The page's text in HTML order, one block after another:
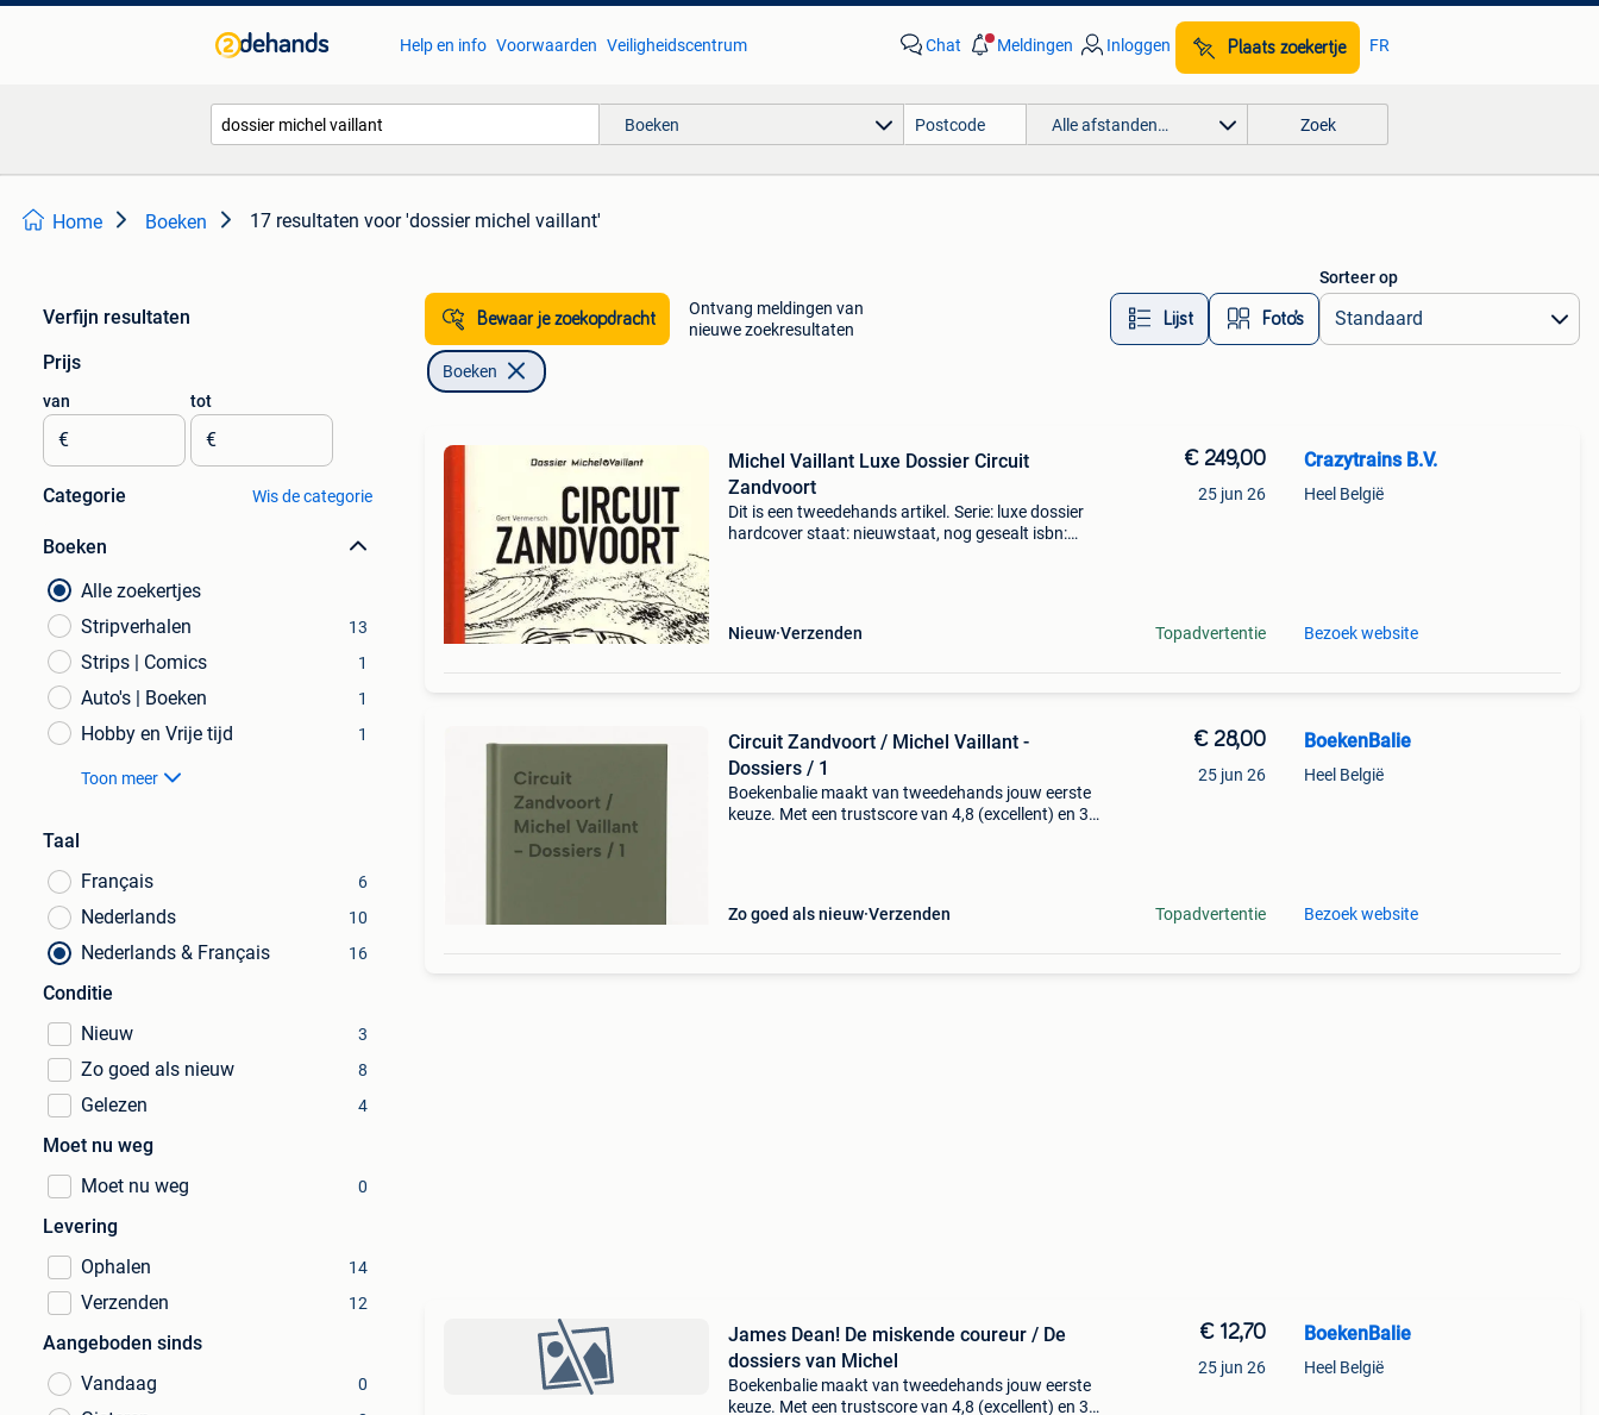
Help en info Voorwaarden Veiligheidscentrum Chat Meldingen Inloggen Plaats zoekertje FR
Boeken Alle afstanden… Zoek
Home Boeken 17 resultaten voor 'dossier michel vaillant'
Verfijn resultaten
Prijs
van
€
tot
€
Categorie Wis de categorie
Boeken
Alle zoekertjes
Stripverhalen
13
Strips | Comics 1
Auto's | Boeken 1
Hobby en Vrije tijd 1
Toon meer
Taal
Français
6
Nederlands 10
Nederlands & Français 16
Conditie
Nieuw
3
Zo goed als nieuw 8
Gelezen 4
Moet nu weg
Moet nu weg
0
Levering
Ophalen
14
Verzenden 12
Aangeboden sinds
Vandaag
0
Bewaar je zoekopdracht
Ontvang meldingen van
nieuwe zoekresultaten
Lijst Foto’s
Sorteer op
Boeken
Michel Vaillant Luxe Dossier Circuit
Zandvoort
Dit is een tweedehands artikel. Serie: luxe dossier
hardcover staat: nieuwstaat, nog gesealt isbn:
Nieuw Verzenden
€ 249,00
25 jun 26
Topadvertentie
Crazytrains B.V.
Heel België
Bezoek website
Circuit Zandvoort / Michel Vaillant -
Dossiers / 1
Boekenbalie maakt van tweedehands jouw eerste
keuze. Met een trustscore van 4,8 (excellent) en 30
Zo goed als nieuw Verzenden
€ 28,00
25 jun 26
Topadvertentie
BoekenBalie
Heel België
Bezoek website
James Dean! De miskende coureur / De
dossiers van Michel
Boekenbalie maakt van tweedehands jouw eerste
keuze. Met een trustscore van 4,8 (excellent) en 30
€ 12,70
25 jun 26
BoekenBalie
Heel België